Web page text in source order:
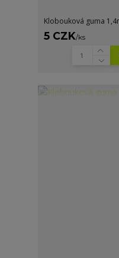
Klobouková guma
5 CZK/ks